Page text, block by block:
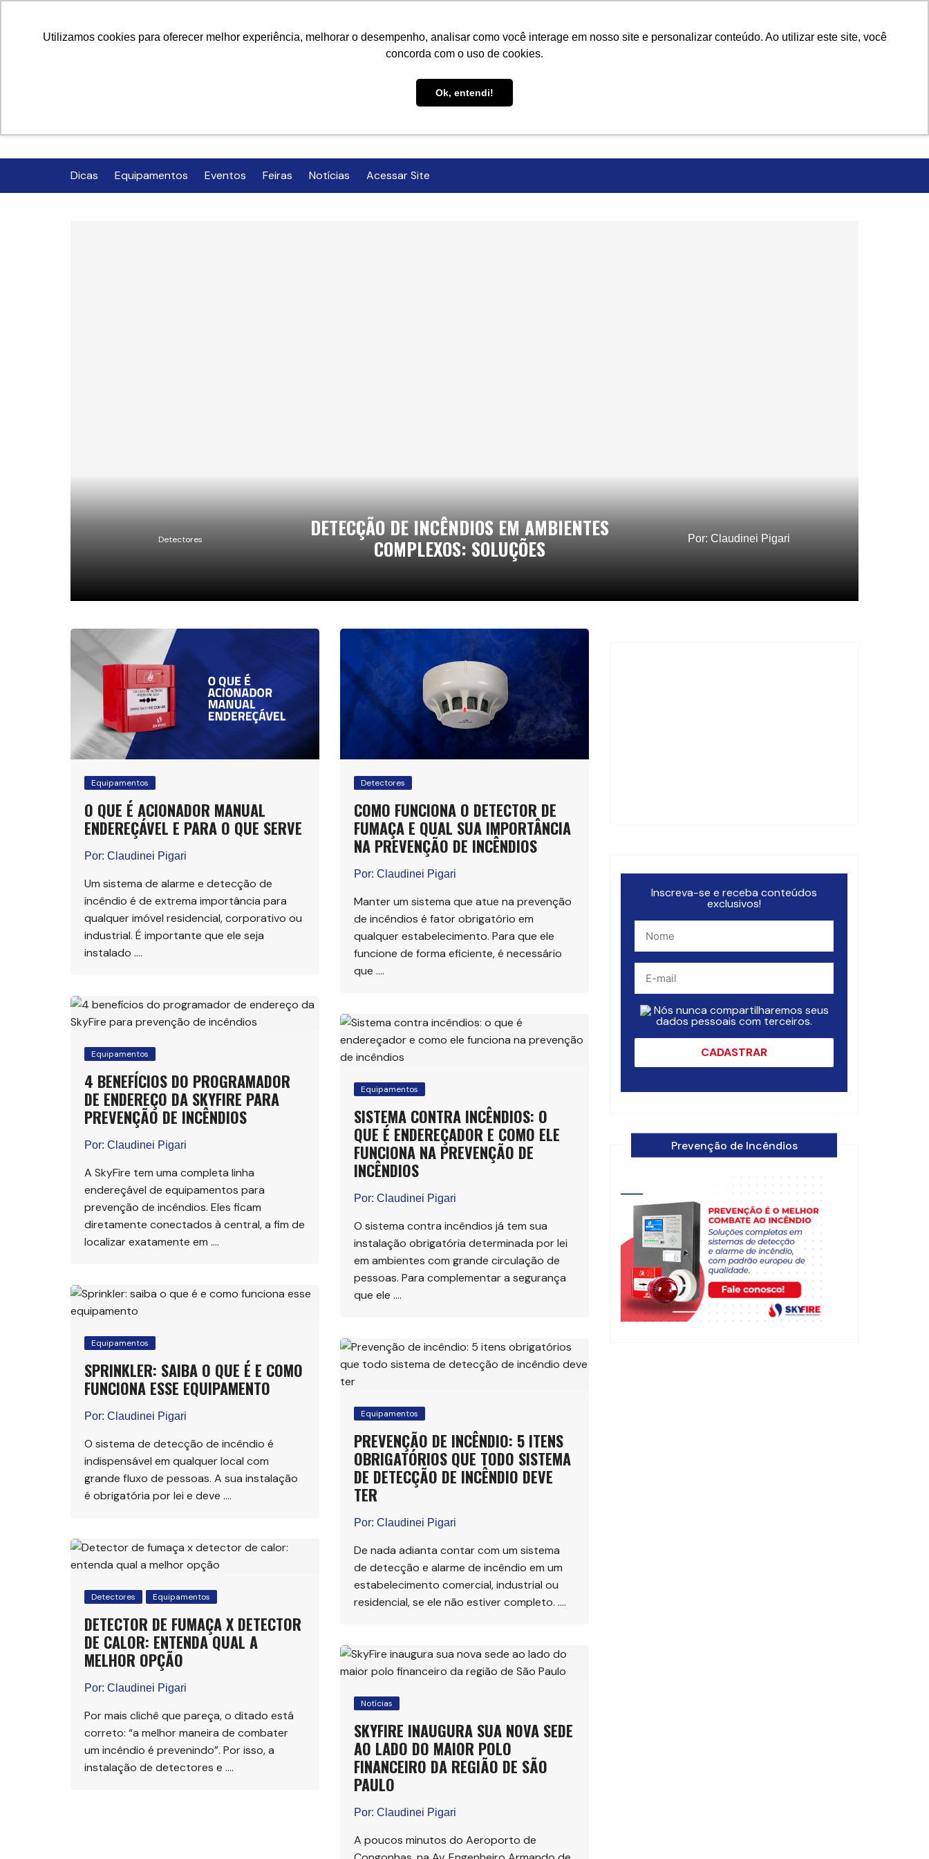
Utilizamos cookies para oferecer melhor experiência, melhorar o desempenho, analisar como você interage em nosso site e personalizar conteúdo. Ao utilizar este site, você
concorda com o uso de cookies.
Ok, entendi!
Dicas Equipamentos Eventos Feiras Notícias Acessar Site
Detectores DETECÇÃO DE INCÊNDIOS EM AMBIENTES
COMPLEXOS: SOLUÇÕES Por: Claudinei Pigari
Equipamentos
O QUE É ACIONADOR MANUAL
ENDEREÇÁVEL E PARA O QUE SERVE
Por: Claudinei Pigari
Um sistema de alarme e detecção de
incêndio é de extrema importância para
qualquer imóvel residencial, corporativo ou
industrial. É importante que ele seja
instalado ….
Detectores
COMO FUNCIONA O DETECTOR DE
FUMAÇA E QUAL SUA IMPORTÂNCIA
NA PREVENÇÃO DE INCÊNDIOS
Por: Claudinei Pigari
Manter um sistema que atue na prevenção
de incêndios é fator obrigatório em
qualquer estabelecimento. Para que ele
funcione de forma eficiente, é necessário
que ….
Equipamentos
4 BENEFÍCIOS DO PROGRAMADOR
DE ENDEREÇO DA SKYFIRE PARA
PREVENÇÃO DE INCÊNDIOS
Por: Claudinei Pigari
A SkyFire tem uma completa linha
endereçável de equipamentos para
prevenção de incêndios. Eles ficam
diretamente conectados à central, a fim de
localizar exatamente em ….
Equipamentos
SISTEMA CONTRA INCÊNDIOS: O
QUE É ENDEREÇADOR E COMO ELE
FUNCIONA NA PREVENÇÃO DE
INCÊNDIOS
Por: Claudinei Pigari
O sistema contra incêndios já tem sua
instalação obrigatória determinada por lei
em ambientes com grande circulação de
pessoas. Para complementar a segurança
que ele ….
Equipamentos
SPRINKLER: SAIBA O QUE É E COMO
FUNCIONA ESSE EQUIPAMENTO
Por: Claudinei Pigari
O sistema de detecção de incêndio é
indispensável em qualquer local com
grande fluxo de pessoas. A sua instalação
é obrigatória por lei e deve ….
Equipamentos
PREVENÇÃO DE INCÊNDIO: 5 ITENS
OBRIGATÓRIOS QUE TODO SISTEMA
DE DETECÇÃO DE INCÊNDIO DEVE
TER
Por: Claudinei Pigari
De nada adianta contar com um sistema
de detecção e alarme de incêndio em um
estabelecimento comercial, industrial ou
residencial, se ele não estiver completo. ….
Detectores Equipamentos
DETECTOR DE FUMAÇA X DETECTOR
DE CALOR: ENTENDA QUAL A
MELHOR OPÇÃO
Por: Claudinei Pigari
Por mais clichê que pareça, o ditado está
correto: “a melhor maneira de combater
um incêndio é prevenindo”. Por isso, a
instalação de detectores e ….
Notícias
SKYFIRE INAUGURA SUA NOVA SEDE
AO LADO DO MAIOR POLO
FINANCEIRO DA REGIÃO DE SÃO
PAULO
Por: Claudinei Pigari
A poucos minutos do Aeroporto de
Inscreva-se e receba conteúdos
exclusivos!
Nós nunca compartilharemos seus
dados pessoais com terceiros.
Prevenção de Incêndios